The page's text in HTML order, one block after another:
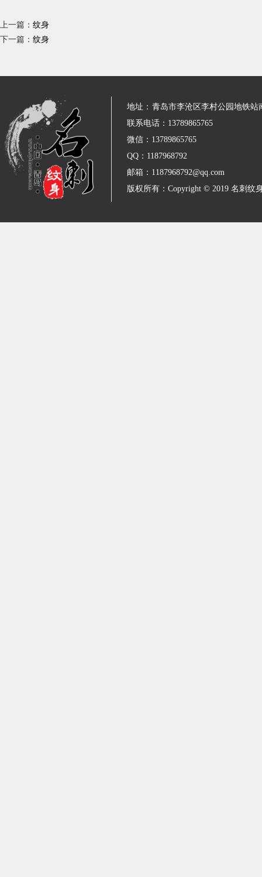
上一篇： 纹身
下一篇： 纹身
地址： 青岛市李沧区李村公园地铁站
联系电话：13789865765
微信：13789865765
QQ：1187968792
邮箱：1187968792@qq.com
版权所有：Copyright © 2019 名刺纹